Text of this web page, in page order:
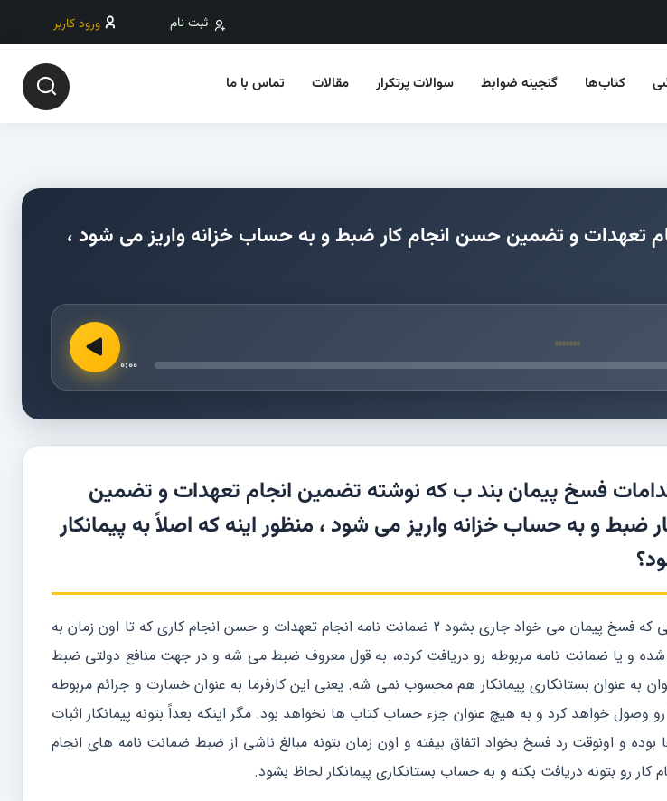
ثبت نام ورود کاربر
کتاب‌ها گنجینه ضوابط سوالات‌ پرتکرار مقالات تماس با ما
انجام تعهدات و تضمین حسن انجام کار ضبط و به حساب خزانه واریز می شود ،
0:00
ماده ۴۷ اقدامات فسخ پیمان بند ب که نوشته تضمین انجام تعهدات و تضمین
ضبط و به حساب خزانه واریز می شود ، منظور اینه که اصلاً به پیمانکار
در مورد ماده 47 وقتی که فسخ پیمان می خواد جاری بشود 2 ضمانت نامه انجام تعهدات و حسن انجام کاری که تا اون زمان به
شده و یا ضمانت نامه مربوطه رو دریافت کرده، به قول معروف ضبط می شه و در جهت منافع دولتی ضبط
به عنوان بستانکاری پیمانکار هم محسوب نمی شه. یعنی این کارفرما به عنوان خسارت و جرائم مربوطه
وصول خواهد کرد و به هیچ عنوان جزء حساب کتاب ها نخواهد بود. مگر اینکه بعداً بتونه پیمانکار اثبات
و اونوقت رد فسخ بخواد اتفاق بیفته و اون زمان بتونه مبالغ ناشی از ضبط ضمانت نامه های انجام
رو بتونه دریافت بکنه و به حساب بستانکاری پیمانکار لحاظ بشود.